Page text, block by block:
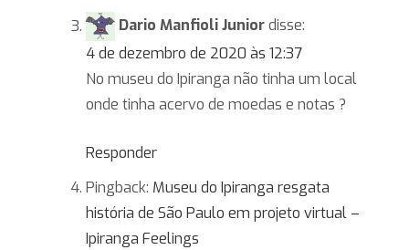
Dario Manfioli Juniordisse:
4 de dezembro de 2020 às 12:37
No museu do Ipiranga não tinha um local
onde tinha acervo de moedas e notas ?
Responder
Pingback: Museu do Ipiranga resgata
história de São Paulo em projeto virtual –
Ipiranga Feelings